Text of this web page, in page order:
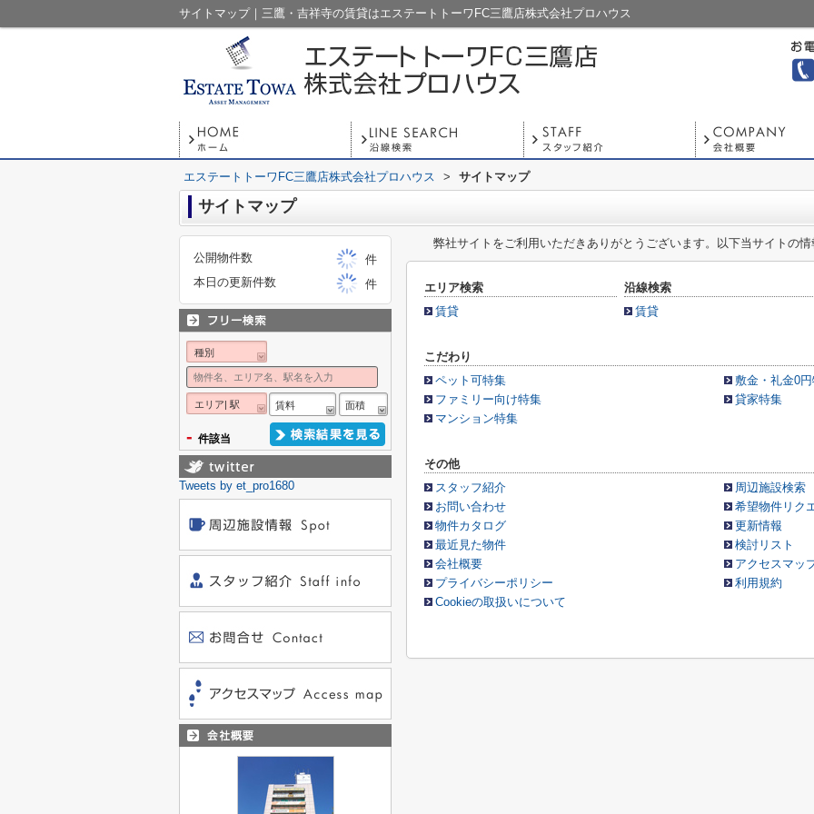
サイトマップ｜三鷹・吉祥寺の賃貸はエステートトーワFC三鷹店株式会社プロハウス
エステートトーワFC三鷹店株式会社プロハウス > サイトマップ
サイトマップ
弊社サイトをご利用いただきありがとうございます。以下当サイトの情
エリア検索
賃貸
沿線検索
賃貸
こだわり
ペット可特集
敷金・礼金0
ファミリー向け特集
貸家特集
マンション特集
その他
スタッフ紹介
周辺施設検索
お問い合わせ
希望物件リク
物件カタログ
更新情報
最近見た物件
検討リスト
会社概要
アクセスマッ
プライバシーポリシー
利用規約
Cookieの取扱いについて
公開物件数
件
本日の更新件数
件
種別
エリア| 駅 賃料 面積
- 件該当
Tweets by et_pro1680